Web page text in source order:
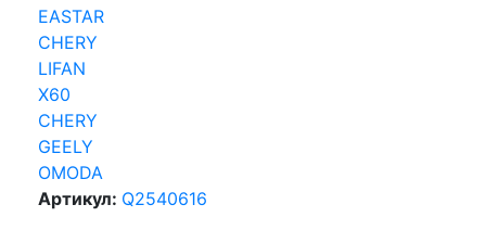
EASTAR
CHERY
LIFAN
X60
CHERY
GEELY
OMODA
Артикул: Q2540616